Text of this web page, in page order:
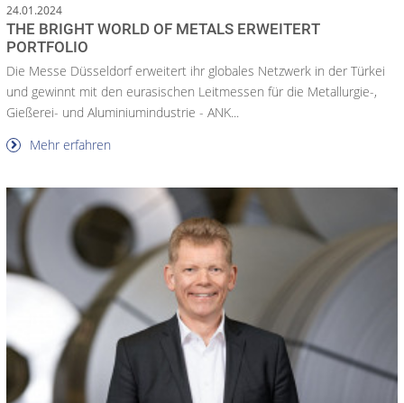
24.01.2024
THE BRIGHT WORLD OF METALS ERWEITERT
PORTFOLIO
Die Messe Düsseldorf erweitert ihr globales Netzwerk in der Türkei
und gewinnt mit den eurasischen Leitmessen für die Metallurgie-,
Gießerei- und Aluminiumindustrie - ANK...
Mehr erfahren